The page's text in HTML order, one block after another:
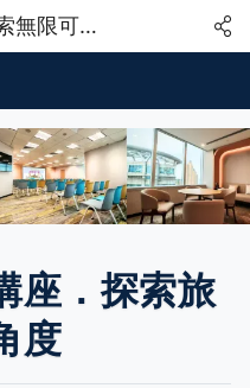
尊享啟航・探索無限可能 | 永安旅遊 VIP Lounge 旅遊講座
座．探索旅
度